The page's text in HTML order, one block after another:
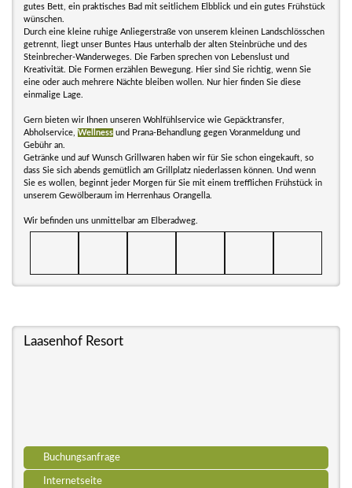
gutes Bett, ein praktisches Bad mit seitlichem Elbblick und ein gutes Frühstück
wünschen.
Durch eine kleine ruhige Anliegerstraße von unserem kleinen Landschlösschen
getrennt, liegt unser Buntes Haus unterhalb der alten Steinbrüche und des
Steinbrecher-Wanderweges. Die Farben sprechen von Lebenslust und
Kreativität. Die Formen erzählen Bewegung. Hier sind Sie richtig, wenn Sie
eine oder auch mehrere Nächte bleiben wollen. Nur hier finden Sie diese
einmalige Lage.
Gern bieten wir Ihnen unseren Wohlfühlservice wie Gepäcktransfer,
Abholservice, Wellness und Prana-Behandlung gegen Voranmeldung und
Gebühr an.
Getränke und auf Wunsch Grillwaren haben wir für Sie schon eingekauft, so
dass Sie sich abends gemütlich am Grillplatz niederlassen können. Und wenn
Sie es wollen, beginnt jeder Morgen für Sie mit einem trefflichen Frühstück in
unserem Gewölberaum im Herrenhaus Orangella.
Wir befinden uns unmittelbar am Elberadweg.
Laasenhof Resort
Buchungsanfrage
Internetseite